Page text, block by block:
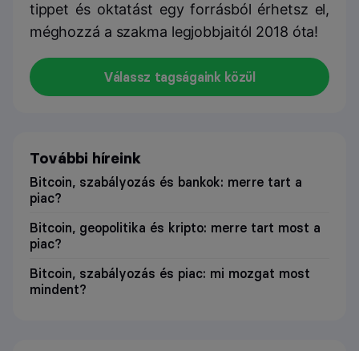
tippet és oktatást egy forrásból érhetsz el,
méghozzá a szakma legjobbjaitól 2018 óta!
Válassz tagságaink közül
További híreink
Bitcoin, szabályozás és bankok: merre tart a
piac?
Bitcoin, geopolitika és kripto: merre tart most a
piac?
Bitcoin, szabályozás és piac: mi mozgat most
mindent?